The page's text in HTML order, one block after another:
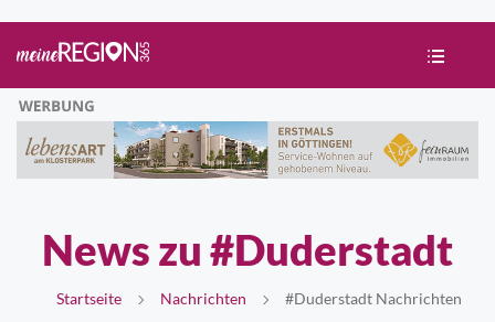
News zu #Duderstadt
Startseite Nachrichten #Duderstadt Nachrichten